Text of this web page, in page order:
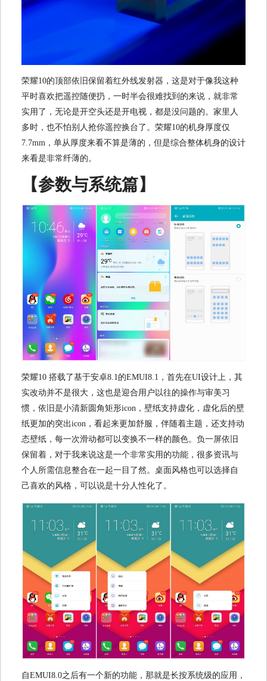
荣耀10的顶部依旧保留着红外线发射器，这是对于像我这种
平时喜欢把遥控随便扔，一时半会很难找到的来说，就非常
实用了，无论是开空头还是开电视，都是没问题的。家里人
多时，也不怕别人抢你遥控换台了。荣耀10的机身厚度仅
7.7mm，单从厚度来看不算是薄的，但是综合整体机身的设计
来看是非常纤薄的。
【参数与系统篇】
荣耀10 搭载了基于安卓8.1的EMUI8.1，首先在UI设计上，其
实改动并不是很大，这也是迎合用户以往的操作与审美习
惯，依旧是小清新圆角矩形icon，壁纸支持虚化，虚化后的壁
纸更加的突出icon，看起来更加舒服，伴随着主题，还支持动
态壁纸，每一次滑动都可以变换不一样的颜色。负一屏依旧
保留着，对于我来说这是一个非常实用的功能，很多资讯与
个人所需信息整合在一起一目了然。桌面风格也可以选择自
己喜欢的风格，可以说是十分人性化了。
自EMUI8.0之后有一个新的功能，那就是长按系统级的应用，